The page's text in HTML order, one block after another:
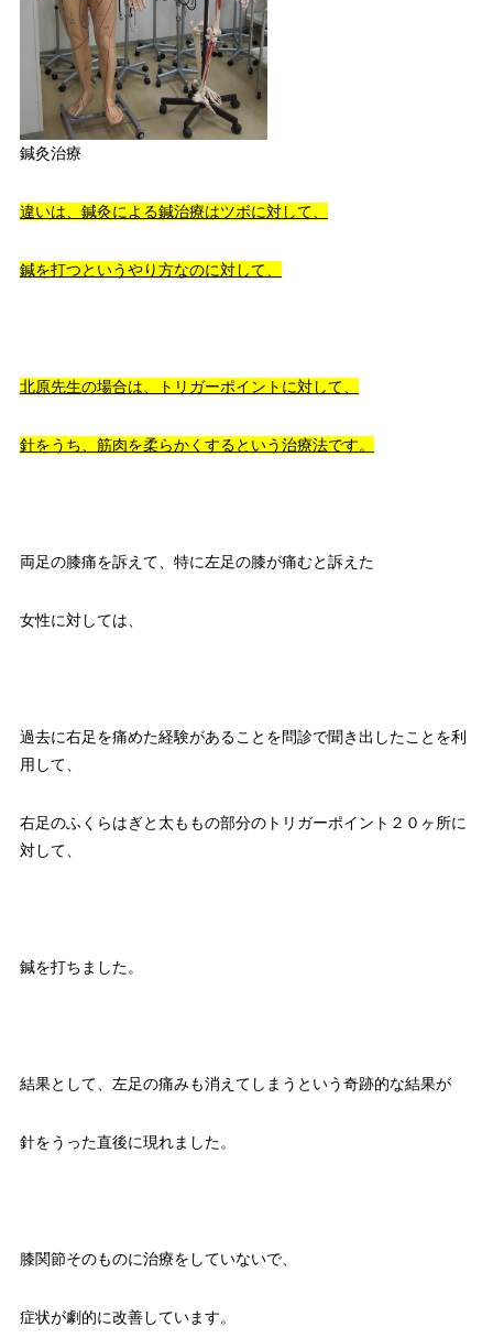
鍼灸治療
違いは、鍼灸による鍼治療はツボに対して、
鍼を打つというやり方なのに対して、
北原先生の場合は、トリガーポイントに対して、
針をうち、筋肉を柔らかくするという治療法です。
両足の膝痛を訴えて、特に左足の膝が痛むと訴えた
女性に対しては、
過去に右足を痛めた経験があることを問診で聞き出したことを利
用して、
右足のふくらはぎと太ももの部分のトリガーポイント２０ヶ所に
対して、
鍼を打ちました。
結果として、左足の痛みも消えてしまうという奇跡的な結果が
針をうった直後に現れました。
膝関節そのものに治療をしていないで、
症状が劇的に改善しています。